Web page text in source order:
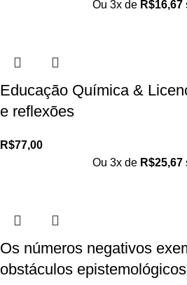
Ou 3x de R$16,67
Educação Química &
e reflexões
R$77,00
Ou 3x de R$25,67
Os números negativos
obstáculos